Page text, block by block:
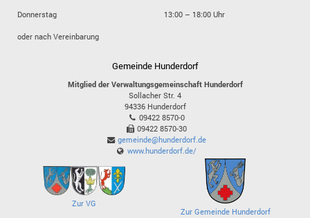
Donnerstag
13:00 – 18:00 Uhr
oder nach Vereinbarung
Gemeinde Hunderdorf
Mitglied der Verwaltungsgemeinschaft Hunderdorf
Sollacher Str. 4
94336 Hunderdorf
09422 8570-0
09422 8570-30
gemeinde@hunderdorf.de
www.hunderdorf.de/
Zur VG
Zur Gemeinde Hunderdorf